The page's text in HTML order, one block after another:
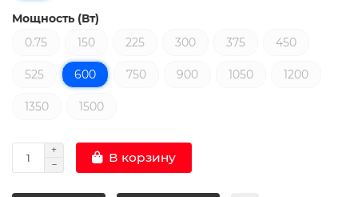
Мощность (Вт)
0.75
150 225 300 375 450
525 600 750 900 1050 1200
1350 1500
В корзину